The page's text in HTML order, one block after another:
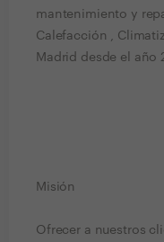
mantenimiento y
Calefacción ,
Madrid desde el año
Misión
Ofrecer a nuestros